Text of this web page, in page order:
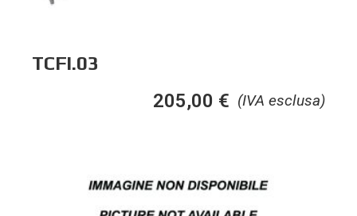
TCFI.03
(IVA esclusa)
205,00 €